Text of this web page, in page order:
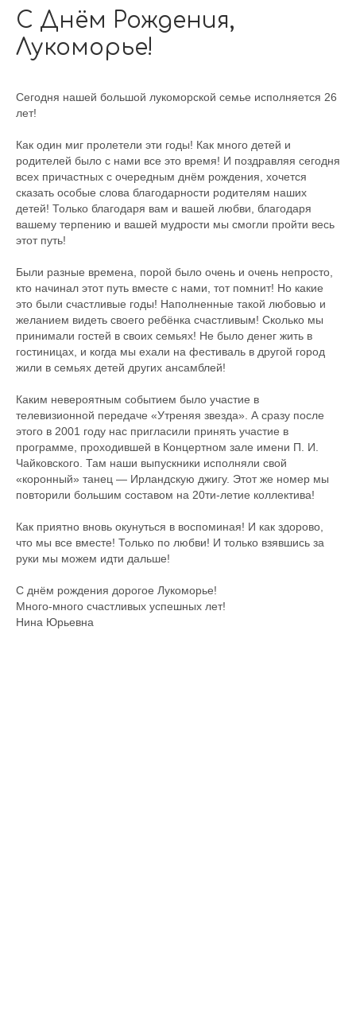
С Днём Рождения,
Лукоморье!
Сегодня нашей большой лукоморской семье исполняется 26
лет!
Как один миг пролетели эти годы! Как много детей и
родителей было с нами все это время! И поздравляя сегодня
всех причастных с очередным днём рождения, хочется
сказать особые слова благодарности родителям наших
детей! Только благодаря вам и вашей любви, благодаря
вашему терпению и вашей мудрости мы смогли пройти весь
этот путь!
Были разные времена, порой было очень и очень непросто,
кто начинал этот путь вместе с нами, тот помнит! Но какие
это были счастливые годы! Наполненные такой любовью и
желанием видеть своего ребёнка счастливым! Сколько мы
принимали гостей в своих семьях! Не было денег жить в
гостиницах, и когда мы ехали на фестиваль в другой город
жили в семьях детей других ансамблей!
Каким невероятным событием было участие в
телевизионной передаче «Утреняя звезда». А сразу после
этого в 2001 году нас пригласили принять участие в
программе, проходившей в Концертном зале имени П. И.
Чайковского. Там наши выпускники исполняли свой
«коронный» танец — Ирландскую джигу. Этот же номер мы
повторили большим составом на 20ти-летие коллектива!
Как приятно вновь окунуться в воспоминая! И как здорово,
что мы все вместе! Только по любви! И только взявшись за
руки мы можем идти дальше!
С днём рождения дорогое Лукоморье!
Много-много счастливых успешных лет!
Нина Юрьевна